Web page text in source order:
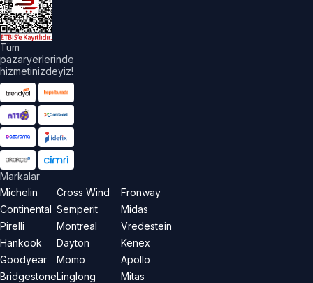
Tüm
pazaryerlerinde
hizmetinizdeyiz!
Markalar
Michelin
Continental
Pirelli
Hankook
Goodyear
Bridgestone
Cross Wind
Semperit
Montreal
Dayton
Momo
Linglong
Fronway
Midas
Vredestein
Kenex
Apollo
Mitas